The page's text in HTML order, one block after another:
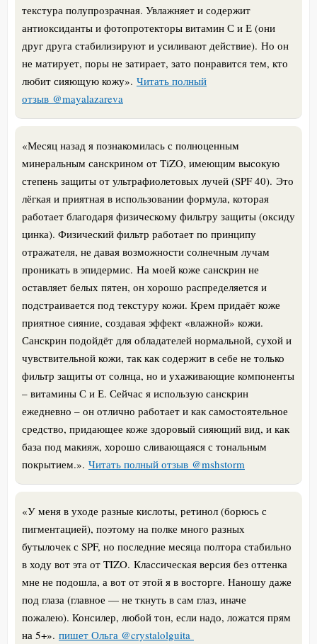
текстура полупрозрачная. Увлажняет и содержит
антиоксиданты и фотопротекторы витамин С и Е (они
друг друга стабилизируют и усиливают действие). Но он
не матирует, поры не затирает, зато понравится тем, кто
любит сияющую кожу». Читать полный
отзыв @mayalazareva
«Месяц назад я познакомилась с полноценным
минеральным санскрином от TiZO, имеющим высокую
степень защиты от ультрафиолетовых лучей (SPF 40). Это
лёгкая и приятная в использовании формула, которая
работает благодаря физическому фильтру защиты (оксиду
цинка). Физический фильтр работает по принципу
отражателя, не давая возможности солнечным лучам
проникать в эпидермис. На моей коже санскрин не
оставляет белых пятен, он хорошо распределяется и
подстраивается под текстуру кожи. Крем придаёт коже
приятное сияние, создавая эффект «влажной» кожи.
Санскрин подойдёт для обладателей нормальной, сухой и
чувствительной кожи, так как содержит в себе не только
фильтр защиты от солнца, но и ухаживающие компоненты
– витамины С и Е. Сейчас я использую санскрин
ежедневно – он отлично работает и как самостоятельное
средство, придающее коже здоровый сияющий вид, и как
база под макияж, хорошо сливающаяся с тональным
покрытием.». Читать полный отзыв @mshstorm
«У меня в уходе разные кислоты, ретинол (борюсь с
пигментацией), поэтому на полке много разных
бутылочек с SPF, но последние месяца полтора стабильно
в ходу вот эта от TIZO. Классическая версия без оттенка
мне не подошла, а вот от этой я в восторге. Наношу даже
под глаза (главное — не ткнуть в сам глаз, иначе
пожалею). Консилер, любой тон, если надо, ложатся прям
на 5+». пишет Ольга @crystalolguita